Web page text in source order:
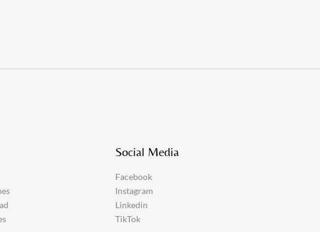
Social Media
Facebook
Instagram
Linkedin
TikTok